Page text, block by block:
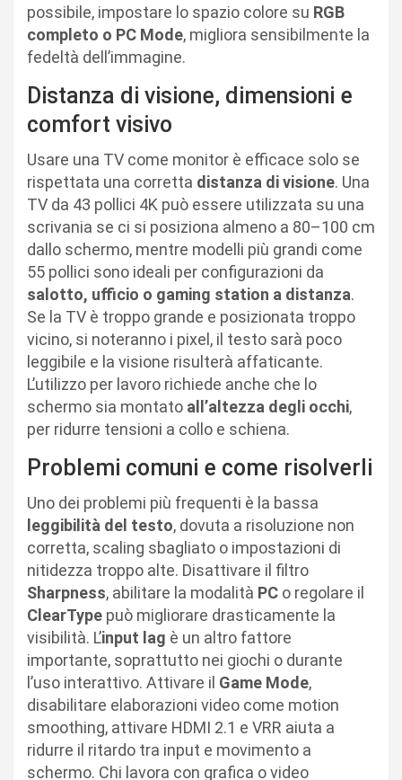
possibile, impostare lo spazio colore su RGB
completo o PC Mode, migliora sensibilmente la
fedeltà dell’immagine.
Distanza di visione, dimensioni e
comfort visivo
Usare una TV come monitor è efficace solo se
rispettata una corretta distanza di visione. Una
TV da 43 pollici 4K può essere utilizzata su una
scrivania se ci si posiziona almeno a 80–100 cm
dallo schermo, mentre modelli più grandi come
55 pollici sono ideali per configurazioni da
salotto, ufficio o gaming station a distanza.
Se la TV è troppo grande e posizionata troppo
vicino, si noteranno i pixel, il testo sarà poco
leggibile e la visione risulterà affaticante.
L’utilizzo per lavoro richiede anche che lo
schermo sia montato all’altezza degli occhi,
per ridurre tensioni a collo e schiena.
Problemi comuni e come risolverli
Uno dei problemi più frequenti è la bassa
leggibilità del testo, dovuta a risoluzione non
corretta, scaling sbagliato o impostazioni di
nitidezza troppo alte. Disattivare il filtro
Sharpness, abilitare la modalità PC o regolare il
ClearType può migliorare drasticamente la
visibilità. L’input lag è un altro fattore
importante, soprattutto nei giochi o durante
l’uso interattivo. Attivare il Game Mode,
disabilitare elaborazioni video come motion
smoothing, attivare HDMI 2.1 e VRR aiuta a
ridurre il ritardo tra input e movimento a
schermo. Chi lavora con grafica o video